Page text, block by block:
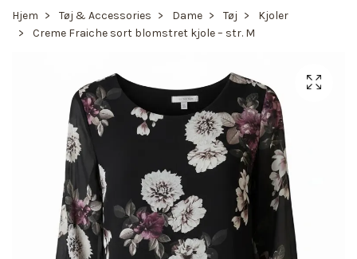
Hjem Tøj & Accessories Dame Tøj
Kjoler
Creme Fraiche sort blomstret kjole – str. M